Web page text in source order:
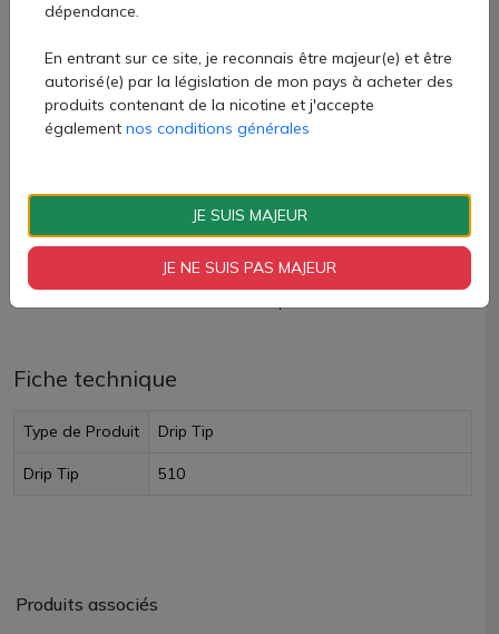
Drip tip 510 Senor Drip disponible à la vente chez AZVape
3,70 €
Quantité
Paiement 100% sécurisé
Fiche technique
Type de Produit Drip Tip
Drip Tip 510
Produits associés
dépendance.
En entrant sur ce site, je reconnais être majeur(e) et être
autorisé(e) par la législation de mon pays à acheter des
produits contenant de la nicotine et j'accepte
également nos conditions générales
JE SUIS MAJEUR
JE NE SUIS PAS MAJEUR